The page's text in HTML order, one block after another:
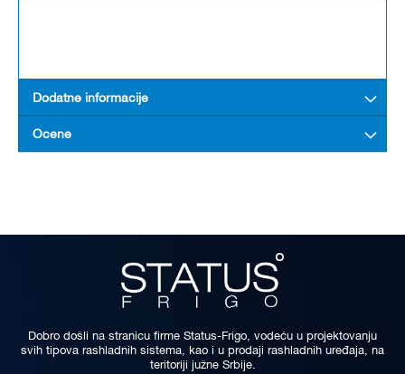
Dodatne informacije
Ocene
Dobro došli na stranicu firme Status-Frigo, vodeću u projektovanju
svih tipova rashladnih sistema, kao i u prodaji rashladnih uređaja, na
teritoriji južne Srbije.